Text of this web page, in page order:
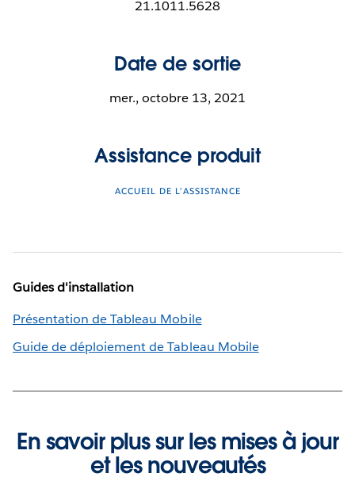
21.1011.5628
Date de sortie
mer., octobre 13, 2021
Assistance produit
ACCUEIL DE L’ASSISTANCE
Guides d'installation
Présentation de Tableau Mobile
Guide de déploiement de Tableau Mobile
En savoir plus sur les mises à jour
et les nouveautés